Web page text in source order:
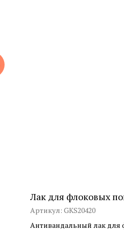
Лак для флоковых
Артикул: GKS20420
Антивандальный лак для